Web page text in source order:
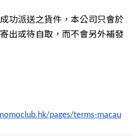
功派送之貨件，本公司只會於
出或待自取，而不會另外補發
pages/terms-macau